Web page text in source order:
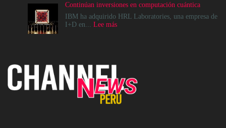
realmente
pueda
sostener
gráficas
RDNA
5
avanzada
desarrollo
Continúan inversiones en computación cuántica
IBM ha adquirido HRL Laboratories, una empresa de
I+D en... Lee más: